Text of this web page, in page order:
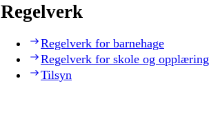
Regelverk
Regelverk for barnehage
Regelverk for skole og opplæring
Tilsyn